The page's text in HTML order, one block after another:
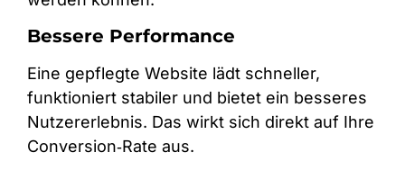
Bessere Performance
Eine gepflegte Website lädt schneller,
funktioniert stabiler und bietet ein besseres
Nutzererlebnis. Das wirkt sich direkt auf Ihre
Conversion‑Rate aus.